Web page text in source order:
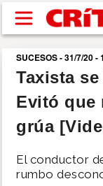
Pasar al
SUCESOS
POLÍTICA
SUCESOS - 31/7/20 -
Taxista
Evitó que
grúa
El conductor
rumbo